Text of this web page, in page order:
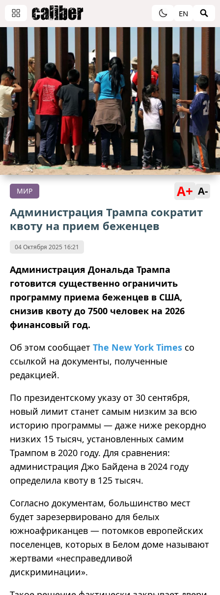
EN
МИР A+ A-
Администрация Трампа сократит
квоту на прием беженцев
04 Октября 2025 16:21
Администрация Дональда Трампа
готовится существенно ограничить
программу приема беженцев в США,
снизив квоту до 7500 человек на 2026
финансовый год.
Об этом сообщает The New York Times со
ссылкой на документы, полученные
редакцией.
По президентскому указу от 30 сентября,
новый лимит станет самым низким за всю
историю программы — даже ниже рекордно
низких 15 тысяч, установленных самим
Трампом в 2020 году. Для сравнения:
администрация Джо Байдена в 2024 году
определила квоту в 125 тысяч.
Согласно документам, большинство мест
будет зарезервировано для белых
южноафриканцев — потомков европейских
поселенцев, которых в Белом доме называют
жертвами «несправедливой
дискриминации».